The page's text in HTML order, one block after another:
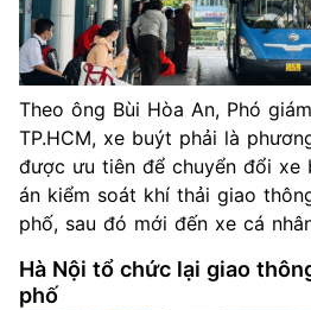
Theo ông Bùi Hòa An, Phó
TP.HCM, xe buýt phải là
được ưu tiên để chuyển đổi xe
án kiểm soát khí thải giao
phố, sau đó mới đến xe cá
Hà Nội tổ chức lại giao
phố